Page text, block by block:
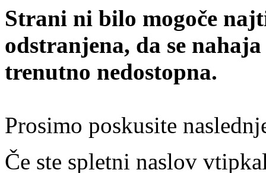
Strani ni bilo mogoče
odstranjena, da se
trenutno nedostopna.
Prosimo poskusite
Če ste spletni naslov